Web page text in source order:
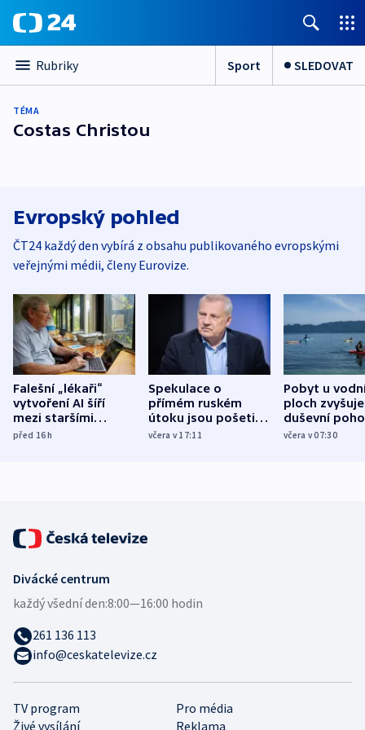
Rubriky Sport SLEDOVAT
TÉMA
Costas Christou
Evropský pohled
ČT24 každý den vybírá z obsahu publikovaného evropskými
veřejnými médii, členy Eurovize.
Falešní „lékaři“
vytvoření AI šíří
mezi staršími
Poláky nebezpečné
před 16h
Spekulace o
přímém ruském
útoku jsou pošetilé,
míní estonský
včera v 17:11
Pobyt u
ploch zvyšuje
duševní
ukázala
včera v 07:30
TV program
Pro média
Živé vysílání
Reklama
Divácké centrum
každý všední den:8:00—16:00 hodin
261 136 113
info@ceskatelevize.cz